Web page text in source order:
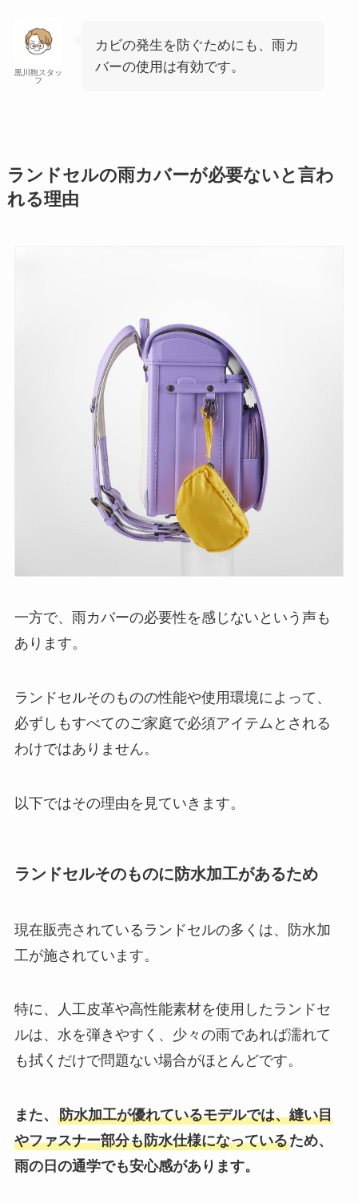
黒川鞄スタッ
フ
カビの発生を防ぐためにも、雨カ
バーの使用は有効です。
ランドセルの雨カバーが必要ないと言わ
れる理由
一方で、雨カバーの必要性を感じないという声も
あります。
ランドセルそのものの性能や使用環境によって、
必ずしもすべてのご家庭で必須アイテムとされる
わけではありません。
以下ではその理由を見ていきます。
ランドセルそのものに防水加工があるため
現在販売されているランドセルの多くは、防水加
工が施されています。
特に、人工皮革や高性能素材を使用したランドセ
ルは、水を弾きやすく、少々の雨であれば濡れて
も拭くだけで問題ない場合がほとんどです。
また、 防水加工が優れているモデルでは、縫い目
やファスナー部分も防水仕様になっているため、
雨の日の通学でも安心感があります。